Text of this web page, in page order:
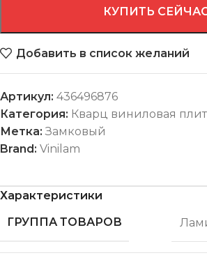
КУПИТЬ
Добавить в список желаний
Артикул: 436496876
Категория: Кварц виниловая
Метка: Замковый
Brand: Vinilam
Характеристики
ГРУППА ТОВАРОВ